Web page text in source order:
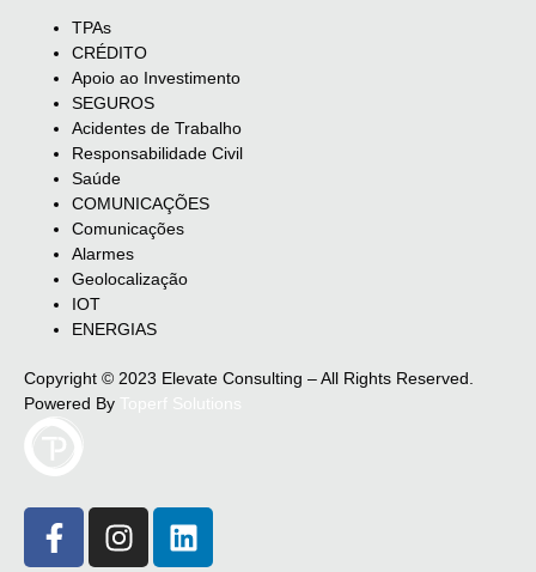
TPAs
CRÉDITO
Apoio ao Investimento
SEGUROS
Acidentes de Trabalho
Responsabilidade Civil
Saúde
COMUNICAÇÕES
Comunicações
Alarmes
Geolocalização
IOT
ENERGIAS
Copyright © 2023 Elevate Consulting – All Rights Reserved.
Powered By